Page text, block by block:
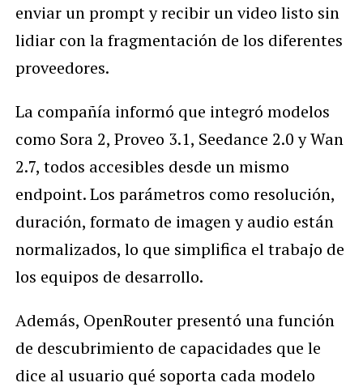
enviar un prompt y recibir un video listo sin
lidiar con la fragmentación de los diferentes
proveedores.
La compañía informó que integró modelos
como Sora 2, Proveo 3.1, Seedance 2.0 y Wan
2.7, todos accesibles desde un mismo
endpoint. Los parámetros como resolución,
duración, formato de imagen y audio están
normalizados, lo que simplifica el trabajo de
los equipos de desarrollo.
Además, OpenRouter presentó una función
de descubrimiento de capacidades que le
dice al usuario qué soporta cada modelo